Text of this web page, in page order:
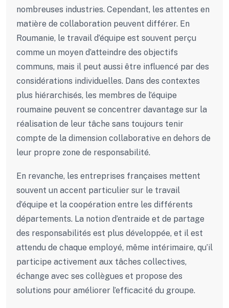
nombreuses industries. Cependant, les attentes en
matière de collaboration peuvent différer. En
Roumanie, le travail d’équipe est souvent perçu
comme un moyen d’atteindre des objectifs
communs, mais il peut aussi être influencé par des
considérations individuelles. Dans des contextes
plus hiérarchisés, les membres de l’équipe
roumaine peuvent se concentrer davantage sur la
réalisation de leur tâche sans toujours tenir
compte de la dimension collaborative en dehors de
leur propre zone de responsabilité.
En revanche, les entreprises françaises mettent
souvent un accent particulier sur le travail
d’équipe et la coopération entre les différents
départements. La notion d’entraide et de partage
des responsabilités est plus développée, et il est
attendu de chaque employé, même intérimaire, qu’il
participe activement aux tâches collectives,
échange avec ses collègues et propose des
solutions pour améliorer l’efficacité du groupe.